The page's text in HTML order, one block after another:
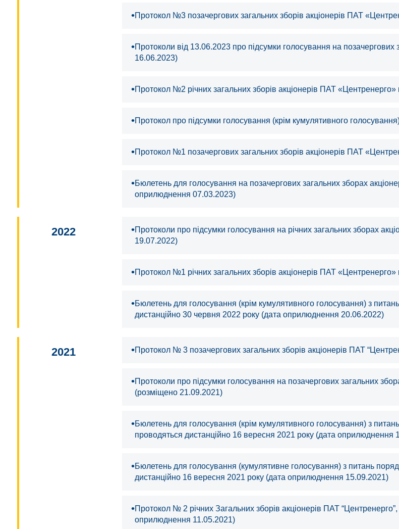
•Протокол №3 позачергових загальних зборів акціонерів ПАТ
•Протоколи від 13.06.2023 про підсумки голосування на
16.06.2023)
•Протокол №2 річних загальних зборів акціонерів ПАТ
•Протокол про підсумки голосування (крім кумулятивного
•Протокол №1 позачергових загальних зборів акціонерів ПАТ
•Бюлетень для голосування на позачергових загальних зборах
оприлюднення 07.03.2023)
2022 •Протоколи про підсумки голосування на річних загальних зборах
19.07.2022)
•Протокол №1 річних загальних зборів акціонерів ПАТ
•Бюлетень для голосування (крім кумулятивного голосування) з
дистанційно 30 червня 2022 року (дата оприлюднення 20.06.2022)
2021 •Протокол № 3 позачергових загальних зборів акціонерів ПАТ
•Протоколи про підсумки голосування на позачергових загальних
(розміщено 21.09.2021)
•Бюлетень для голосування (крім кумулятивного голосування) з
проводяться дистанційно 16 вересня 2021 року (дата оприлюднення
•Бюлетень для голосування (кумулятивне голосування) з питань
дистанційно 16 вересня 2021 року (дата оприлюднення 15.09.2021)
•Протокол № 2 річних Загальних зборів акціонерів ПАТ
оприлюднення 11.05.2021)